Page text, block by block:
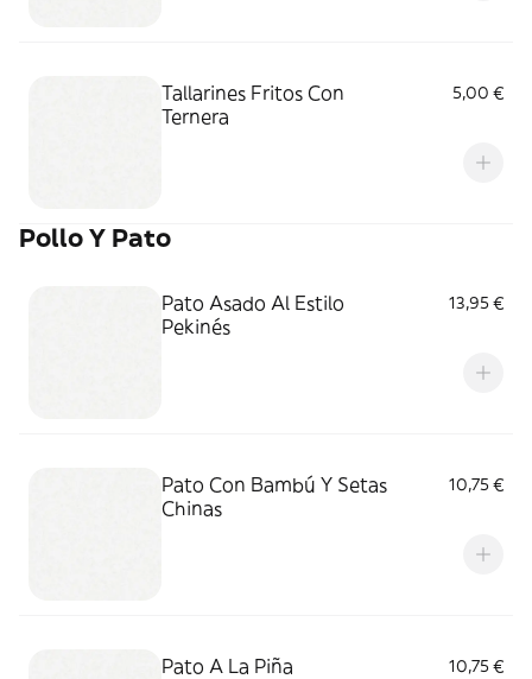
Tallarines Fritos Con
Ternera
5,00 €
Pollo Y Pato
Pato Asado Al Estilo
Pekinés
13,95 €
Pato Con Bambú Y Setas
Chinas
10,75 €
Pato A La Piña 10,75 €